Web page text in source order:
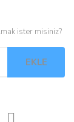
ister misiniz?
EKLE